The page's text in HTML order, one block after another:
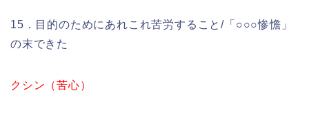
15．目的のためにあれこれ苦労すること/「○○○惨憺」
の末できた
クシン（苦心）